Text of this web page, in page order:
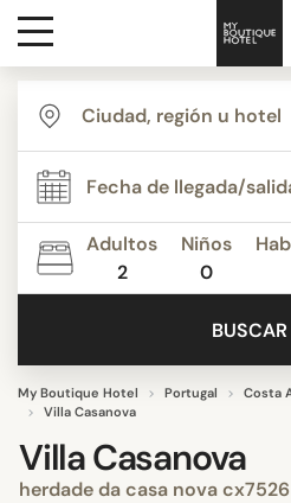
Destinos
Inspiración
Contacto
Adultos
2
Niños
0
BUSCAR
My Boutique Hotel Portugal Costa
Villa Casanova
Villa Casanova
herdade da casa nova